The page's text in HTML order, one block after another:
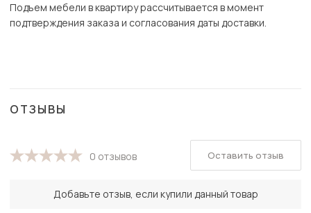
Подъем мебели в квартиру рассчитывается в момент
подтверждения заказа и согласования даты доставки.
ОТЗЫВЫ
0 отзывов
Добавьте отзыв, если купили данный товар
Оставить отзыв